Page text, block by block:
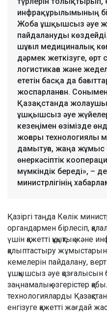
инфрақұрылымының
Жоба ұшқышсыз әуе
пайдалануды
шұғыл медициналық
дәрмек жеткізуге,
логистикаға және
ететін басқа да
жоспарланған.
Қазақстанда
ұшқышсыз әуе
кезеңімен өзімізде
жоғары технологиялы
дамытуға, жаңа
өнеркәсіптік
мүмкіндік береді», –
министрлігінің
Қазіргі таңда Көлік
органдармен бірлесіп,
үшін қажетті құқықтық және
қалыптастыру жұмыстарын
кемелерін пайдалану,
ұшқышсыз әуе қозғалысын
заңнамалық өзгерістер
технологияларды
енгізуге қажетті жағдай